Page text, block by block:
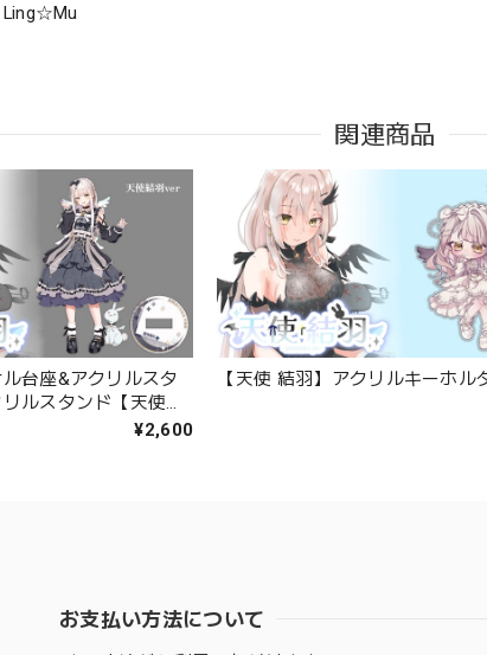
関連商品
ル台座&アクリルスタ
ルスタンド【天使結
¥2,600
【天使 結羽】アクリルキーホル
お支払い方法について